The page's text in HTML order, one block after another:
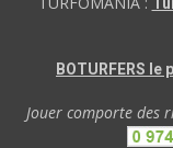
BOTURFERS
Jouer comporte des